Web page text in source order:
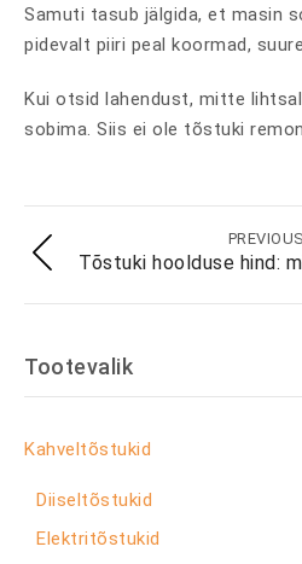
Samuti tasub jälgida, et masin
pidevalt piiri peal koormad,
Kui otsid lahendust, mitte
sobima. Siis ei ole tõstuki
PREVIOUS
Tõstuki hoolduse hind:
Tootevalik
Kahveltõstukid
Diiseltõstukid
Elektritõstukid